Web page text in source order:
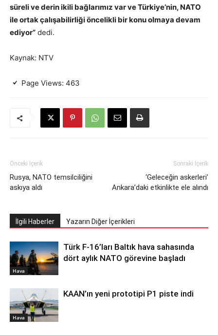
süreli ve derin ikili bağlarımız var ve Türkiye’nin, NATO
ile ortak çalışabilirliği öncelikli bir konu olmaya devam
ediyor” dedi.
Kaynak: NTV
Page Views: 463
Önceki İçerik
Rusya, NATO temsilciliğini
askıya aldı
Sonraki İçerik
‘Geleceğin askerleri’
Ankara’daki etkinlikte ele alındı
İlgili Haberler Yazarın Diğer İçerikleri
Hava
Türk F-16’ları Baltık hava sahasında
dört aylık NATO görevine başladı
Hava
KAAN’ın yeni prototipi P1 piste indi